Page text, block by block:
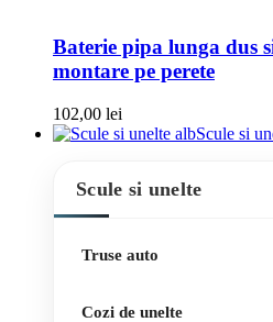
Baterie pipa lunga dus
montare pe perete
102,00 lei
Scule si
Scule si unelte
Truse auto
Cozi de unelte